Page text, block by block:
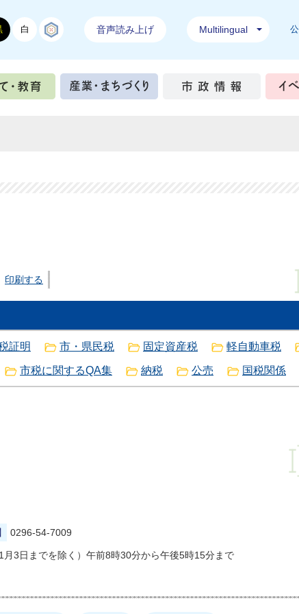
白 音声読み上げ Multilingual
・福祉 子育て・教育 産業・まちづくり 市政
印刷する
証明 市・県民税 固定資産税 軽自動車税
市税に関するQA集 納税 公売 国税関係
0296-54-7009
3日までを除く）午前8時30分から午後5時15分まで